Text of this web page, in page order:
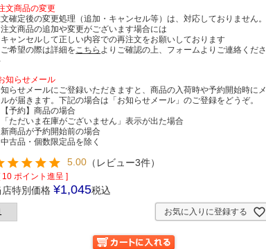
文商品の変更
確定後の変更処理（追加・キャンセル等）は、対応しておりません。
注文商品の追加や変更がございます場合には
ャンセルして正しい内容での再注文をお願いしております
ご希望の際は詳細を こちら よりご確認の上、フォームよりご連絡くださ
知らせメール
知らせメールにご登録いただきますと、商品の入荷時や予約開始時にメ
が届きます。下記の場合は「お知らせメール」のご登録をどうぞ。
【予約】商品の場合
「ただいま在庫がございません」表示が出た場合
新商品が予約開始前の場合
古品・個数限定品を除く
5.00 （ レビュー3件）
10 ポイント進呈 ]
店特別価格 ¥1,045税込
お気に入りに登録する